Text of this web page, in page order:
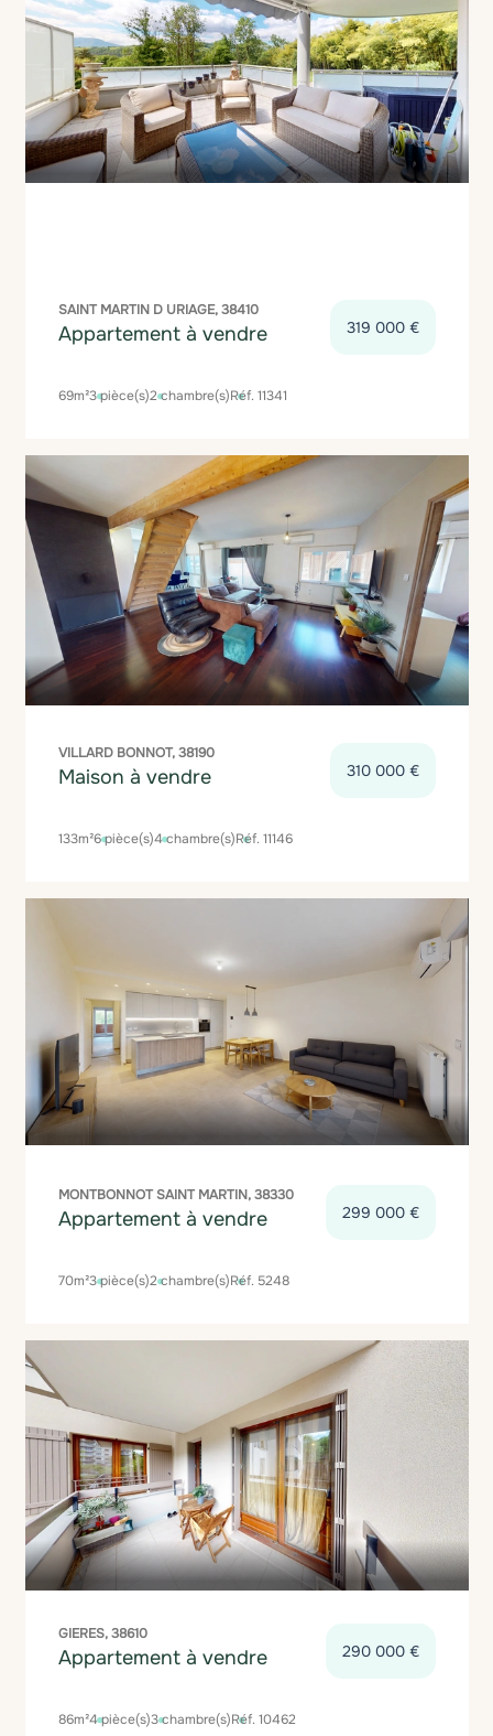
SAINT MARTIN D URIAGE, 38410
Appartement à vendre 319 000 €
69m²3 pièce(s)2 chambre(s)Réf. 11341
VILLARD BONNOT, 38190
Maison à vendre 310 000 €
133m²6 pièce(s)4 chambre(s)Réf. 11146
MONTBONNOT SAINT MARTIN, 38330
Appartement à vendre 299 000 €
70m²3 pièce(s)2 chambre(s)Réf. 5248
GIERES, 38610
Appartement à vendre 290 000 €
86m²4 pièce(s)3 chambre(s)Réf. 10462